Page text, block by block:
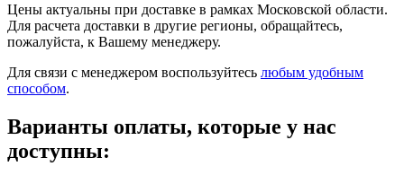
Цены актуальны при доставке в рамках Московской области.
Для расчета доставки в другие регионы, обращайтесь,
пожалуйста, к Вашему менеджеру.
Для связи с менеджером воспользуйтесь любым удобным
способом.
Варианты оплаты, которые у нас
доступны: